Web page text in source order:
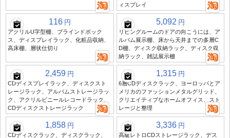
ィスプレイ
116 円
アクリルU字型棚、ブラインドボック
ス、ディスプレイラック、化粧品収納、
高床棚、層状仕切り
5,092 円
リビングルームのドアの向こうには、ア
ルバム展示棚、床から天井までの多層C
D棚、ディスク収納ラック、ディスク収
納ラック、雑誌展示棚
2,459 円
CDディスプレイラック、ディスクスト
レージラック、アルバムストレージラッ
ク、アクリルビニールレコードラック、
CDディスクストレージラック
1,315 円
6層CDディスクラック、ヨーロッパとア
メリカのファッションメタルグリッド、
クリエイティブなホームオフィス、スト
レージと整理
1,858 円
CDディスクラック、ディスクラック、
3,336 円
高級レトロCDストレージラック、デス